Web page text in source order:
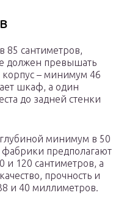
85 сантиметров,
должен превышать
корпус – минимум 46
шкаф, а один
до задней стенки
минимум в 50
предполагают
и 120 сантиметров, а
прочность и
и 40 миллиметров.